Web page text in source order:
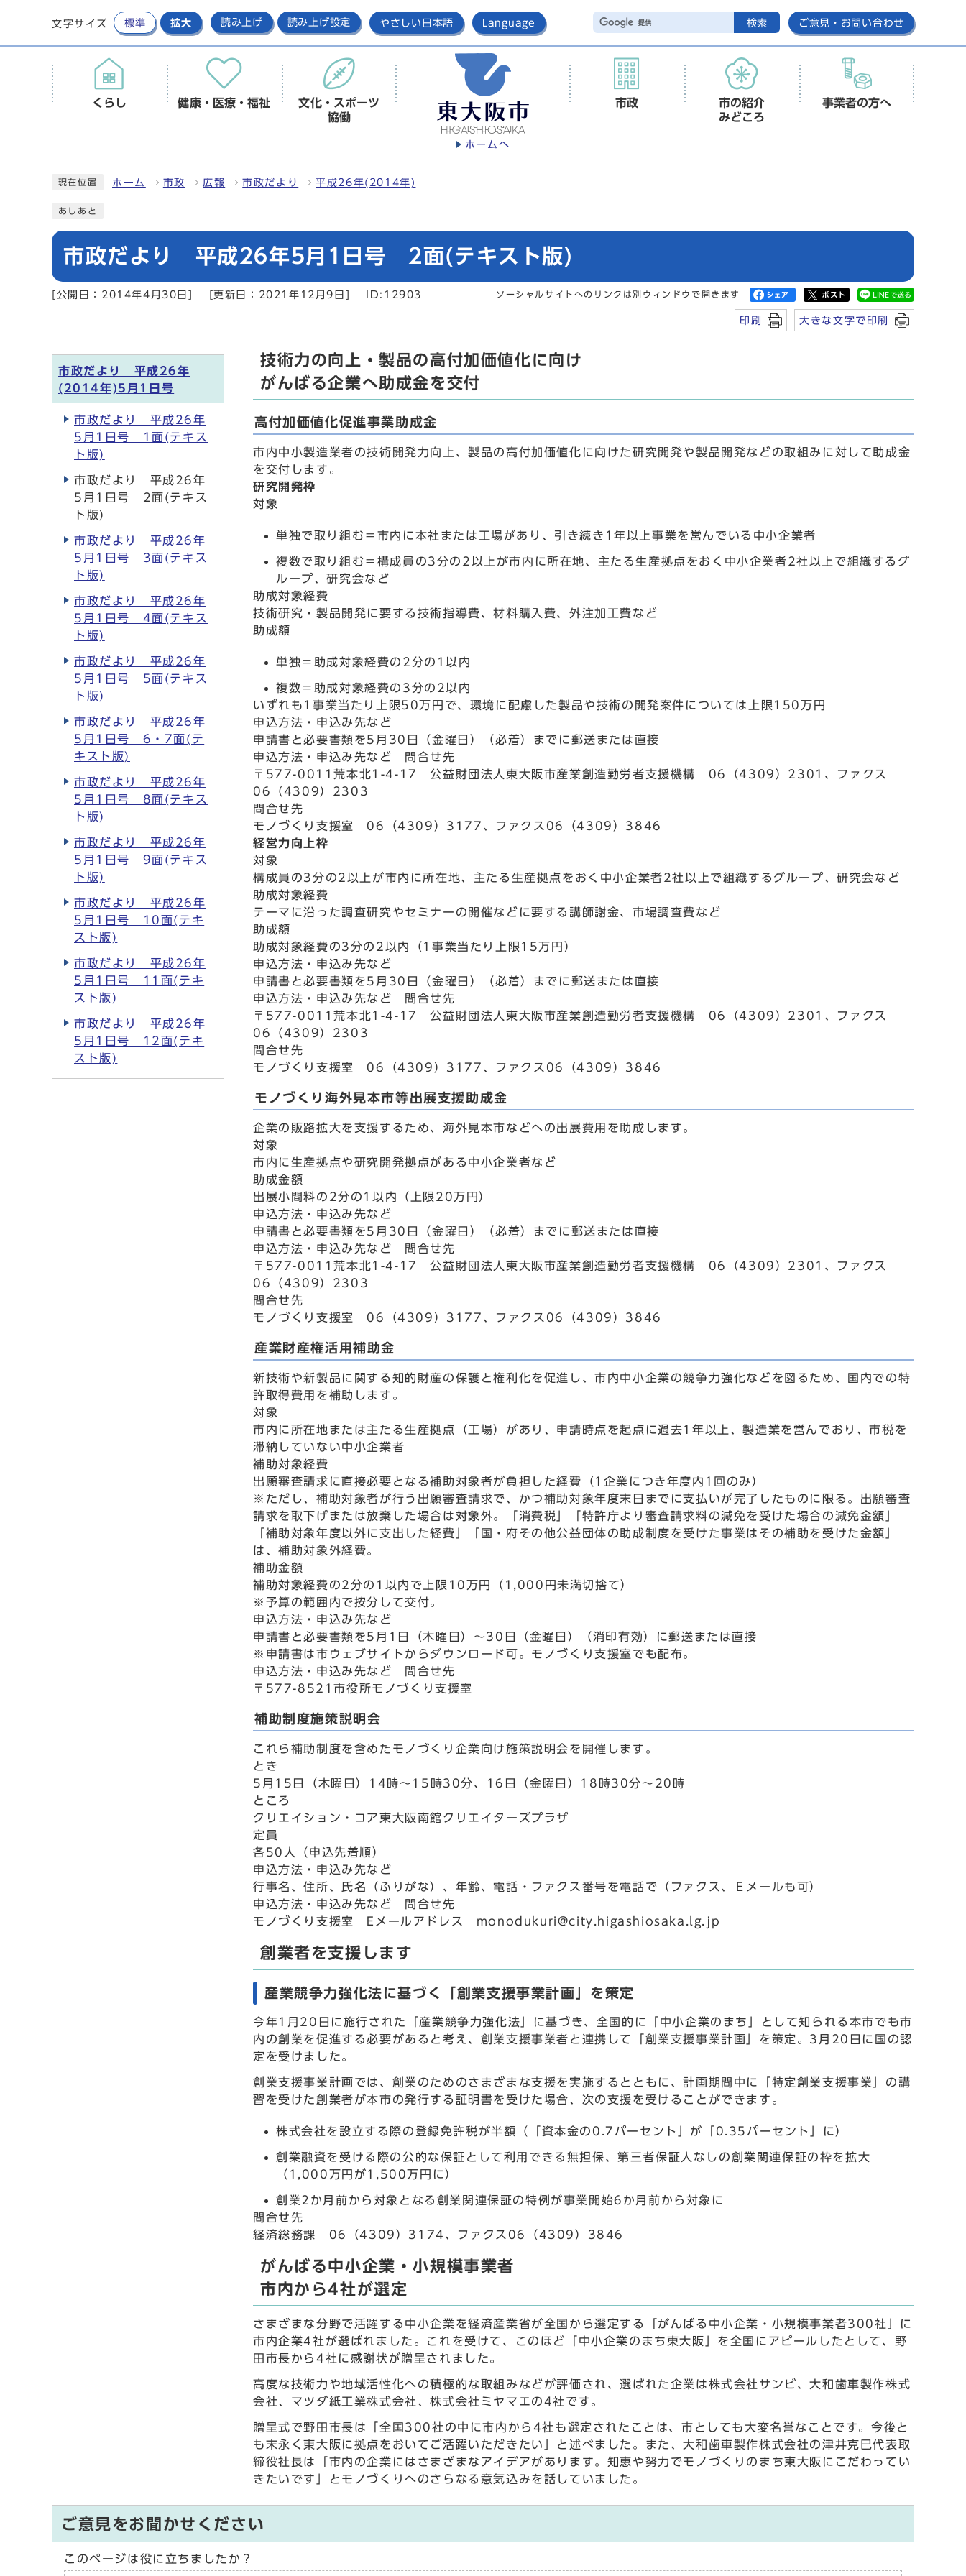
文字サイズ 標準 拡大 読み上げ 読み上げ設定 やさしい日本語 Language 検索 ご意見・お問い合わせ
ホームへ
くらし 健康・医療・福祉
文化・スポーツ
協働
市政
市の紹介
みどころ
事業者の方へ
現在位置 ホーム 市政 広報 市政だより 平成26年(2014年)
あしあと
市政だより 平成26年5月1日号 2面(テキスト版)
[公開日：2014年4月30日] [更新日：2021年12月9日] ID:12903 ソーシャルサイトへのリンクは別ウィンドウで開きます
印刷 大きな文字で印刷
技術力の向上・製品の高付加価値化に向け
がんばる企業へ助成金を交付
高付加価値化促進事業助成金
市内中小製造業者の技術開発力向上、製品の高付加価値化に向けた研究開発や製品開発などの取組みに対して助成金
を交付します。
研究開発枠
対象
単独で取り組む＝市内に本社または工場があり、引き続き1年以上事業を営んでいる中小企業者
複数で取り組む＝構成員の3分の2以上が市内に所在地、主たる生産拠点をおく中小企業者2社以上で組織するグ
ループ、研究会など
助成対象経費
技術研究・製品開発に要する技術指導費、材料購入費、外注加工費など
助成額
単独＝助成対象経費の2分の1以内
複数＝助成対象経費の3分の2以内
いずれも1事業当たり上限50万円で、環境に配慮した製品や技術の開発案件については上限150万円
申込方法・申込み先など
申請書と必要書類を5月30日（金曜日）（必着）までに郵送または直接
申込方法・申込み先など 問合せ先
〒577-0011荒本北1-4-17 公益財団法人東大阪市産業創造勤労者支援機構 06（4309）2301、ファクス
06（4309）2303
問合せ先
モノづくり支援室 06（4309）3177、ファクス06（4309）3846
経営力向上枠
対象
構成員の3分の2以上が市内に所在地、主たる生産拠点をおく中小企業者2社以上で組織するグループ、研究会など
助成対象経費
テーマに沿った調査研究やセミナーの開催などに要する講師謝金、市場調査費など
助成額
助成対象経費の3分の2以内（1事業当たり上限15万円）
申込方法・申込み先など
申請書と必要書類を5月30日（金曜日）（必着）までに郵送または直接
申込方法・申込み先など 問合せ先
〒577-0011荒本北1-4-17 公益財団法人東大阪市産業創造勤労者支援機構 06（4309）2301、ファクス
06（4309）2303
問合せ先
モノづくり支援室 06（4309）3177、ファクス06（4309）3846
モノづくり海外見本市等出展支援助成金
企業の販路拡大を支援するため、海外見本市などへの出展費用を助成します。
対象
市内に生産拠点や研究開発拠点がある中小企業者など
助成金額
出展小間料の2分の1以内（上限20万円）
申込方法・申込み先など
申請書と必要書類を5月30日（金曜日）（必着）までに郵送または直接
申込方法・申込み先など 問合せ先
〒577-0011荒本北1-4-17 公益財団法人東大阪市産業創造勤労者支援機構 06（4309）2301、ファクス
06（4309）2303
問合せ先
モノづくり支援室 06（4309）3177、ファクス06（4309）3846
産業財産権活用補助金
新技術や新製品に関する知的財産の保護と権利化を促進し、市内中小企業の競争力強化などを図るため、国内での特
許取得費用を補助します。
対象
市内に所在地または主たる生産拠点（工場）があり、申請時点を起点に過去1年以上、製造業を営んでおり、市税を
滞納していない中小企業者
補助対象経費
出願審査請求に直接必要となる補助対象者が負担した経費（1企業につき年度内1回のみ）
※ただし、補助対象者が行う出願審査請求で、かつ補助対象年度末日までに支払いが完了したものに限る。出願審査
請求を取下げまたは放棄した場合は対象外。「消費税」「特許庁より審査請求料の減免を受けた場合の減免金額」
「補助対象年度以外に支出した経費」「国・府その他公益団体の助成制度を受けた事業はその補助を受けた金額」
は、補助対象外経費。
補助金額
補助対象経費の2分の1以内で上限10万円（1,000円未満切捨て）
※予算の範囲内で按分して交付。
申込方法・申込み先など
申請書と必要書類を5月1日（木曜日）～30日（金曜日）（消印有効）に郵送または直接
※申請書は市ウェブサイトからダウンロード可。モノづくり支援室でも配布。
申込方法・申込み先など 問合せ先
〒577-8521市役所モノづくり支援室
補助制度施策説明会
これら補助制度を含めたモノづくり企業向け施策説明会を開催します。
とき
5月15日（木曜日）14時～15時30分、16日（金曜日）18時30分～20時
ところ
クリエイション・コア東大阪南館クリエイターズプラザ
定員
各50人（申込先着順）
申込方法・申込み先など
行事名、住所、氏名（ふりがな）、年齢、電話・ファクス番号を電話で（ファクス、Ｅメールも可）
申込方法・申込み先など 問合せ先
モノづくり支援室 Eメールアドレス monodukuri@city.higashiosaka.lg.jp
創業者を支援します
産業競争力強化法に基づく「創業支援事業計画」を策定
今年1月20日に施行された「産業競争力強化法」に基づき、全国的に「中小企業のまち」として知られる本市でも市
内の創業を促進する必要があると考え、創業支援事業者と連携して「創業支援事業計画」を策定。3月20日に国の認
定を受けました。
創業支援事業計画では、創業のためのさまざまな支援を実施するとともに、計画期間中に「特定創業支援事業」の講
習を受けた創業者が本市の発行する証明書を受けた場合、次の支援を受けることができます。
株式会社を設立する際の登録免許税が半額（「資本金の0.7パーセント」が「0.35パーセント」に）
創業融資を受ける際の公的な保証として利用できる無担保、第三者保証人なしの創業関連保証の枠を拡大
（1,000万円が1,500万円に）
創業2か月前から対象となる創業関連保証の特例が事業開始6か月前から対象に
問合せ先
経済総務課 06（4309）3174、ファクス06（4309）3846
がんばる中小企業・小規模事業者
市内から4社が選定
さまざまな分野で活躍する中小企業を経済産業省が全国から選定する「がんばる中小企業・小規模事業者300社」に
市内企業4社が選ばれました。これを受けて、このほど「中小企業のまち東大阪」を全国にアピールしたとして、野
田市長から4社に感謝状が贈呈されました。
高度な技術力や地域活性化への積極的な取組みなどが評価され、選ばれた企業は株式会社サンビ、大和歯車製作株式
会社、マツダ紙工業株式会社、株式会社ミヤマエの4社です。
贈呈式で野田市長は「全国300社の中に市内から4社も選定されたことは、市としても大変名誉なことです。今後と
も末永く東大阪に拠点をおいてご活躍いただきたい」と述べました。また、大和歯車製作株式会社の津井克巳代表取
締役社長は「市内の企業にはさまざまなアイデアがあります。知恵や努力でモノづくりのまち東大阪にこだわってい
きたいです」とモノづくりへのさらなる意気込みを話していました。
市政だより 平成26年
(2014年)5月1日号
市政だより 平成26年
5月1日号 1面(テキス
ト版)
市政だより 平成26年
5月1日号 2面(テキス
ト版)
市政だより 平成26年
5月1日号 3面(テキス
ト版)
市政だより 平成26年
5月1日号 4面(テキス
ト版)
市政だより 平成26年
5月1日号 5面(テキス
ト版)
市政だより 平成26年
5月1日号 6・7面(テ
キスト版)
市政だより 平成26年
5月1日号 8面(テキス
ト版)
市政だより 平成26年
5月1日号 9面(テキス
ト版)
市政だより 平成26年
5月1日号 10面(テキ
スト版)
市政だより 平成26年
5月1日号 11面(テキ
スト版)
市政だより 平成26年
5月1日号 12面(テキ
スト版)
ご意見をお聞かせください
このページは役に立ちましたか？